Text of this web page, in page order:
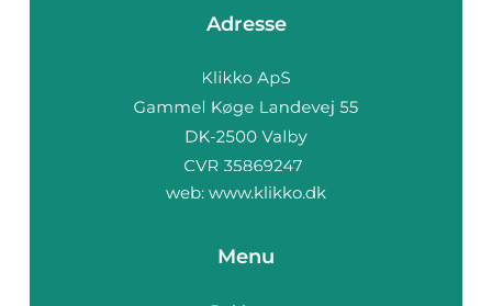
Adresse
web: www.klikko.dk
Menu